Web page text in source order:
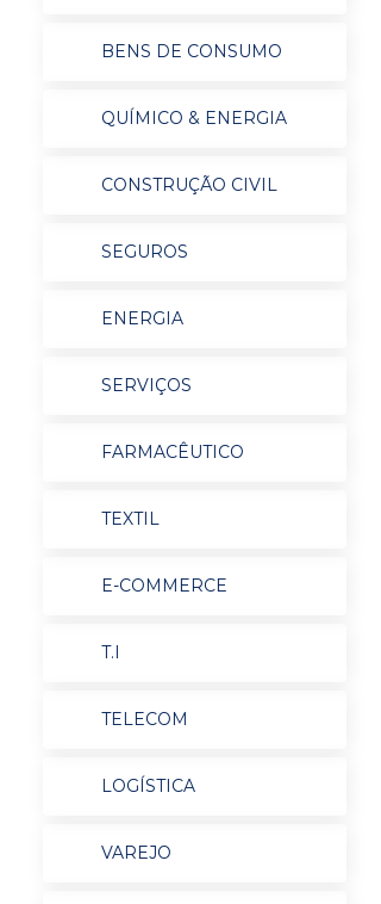
BENS DE CONSUMO
QUÍMICO & ENERGIA
CONSTRUÇÃO CIVIL
SEGUROS
ENERGIA
SERVIÇOS
FARMACÊUTICO
TEXTIL
E-COMMERCE
T.I
TELECOM
LOGÍSTICA
VAREJO